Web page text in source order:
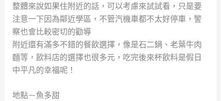
整體來說如果住附近的話，可以考慮來試試看，只是要
注意一下因為鄰近學區，不管汽機車都不太好停車，警
察也會比較密切的勸導
附近還有滿多不錯的餐飲選擇，像是石二鍋、老葉牛肉
麵等，飲料店的選擇也很多元，吃完後來杯飲料是假日
中平凡的幸福呢！
地點－魚多甜